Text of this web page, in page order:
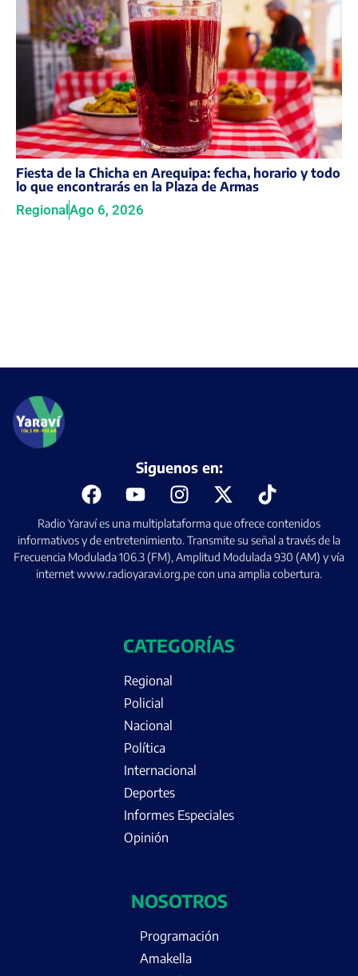
Fiesta de la Chicha en Arequipa: fecha, horario y todo
lo que encontrarás en la Plaza de Armas
RegionalAgo 6, 2026
Radio Yaraví es una multiplataforma que ofrece contenidos
informativos y de entretenimiento. Transmite su señal a través de la
Frecuencia Modulada 106.3 (FM), Amplitud Modulada 930 (AM) y vía
internet www.radioyaravi.org.pe con una amplia cobertura.
Siguenos en:
CATEGORÍAS
Regional
Policial
Nacional
Política
Internacional
Deportes
Informes Especiales
Opinión
NOSOTROS
Programación
Amakella